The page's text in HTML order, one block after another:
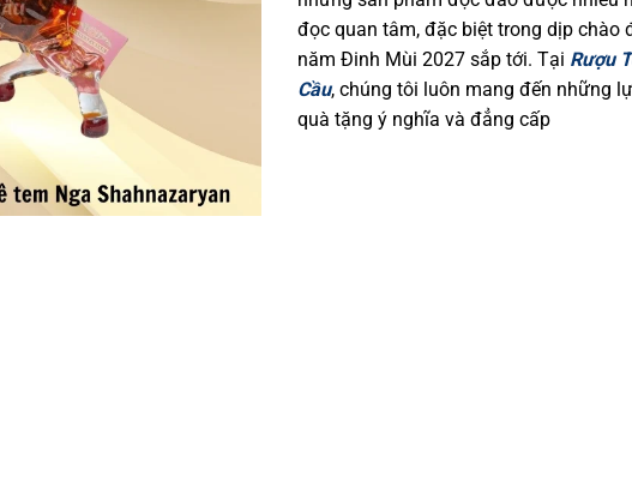
đọc quan tâm, đặc biệt trong dịp chào
năm Đinh Mùi 2027 sắp tới. Tại Rượu
Cầu, chúng tôi luôn mang đến những
quà tặng ý nghĩa và đẳng cấp